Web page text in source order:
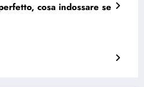
cosa indossare se